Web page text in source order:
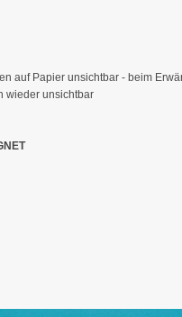
auf Papier unsichtbar - beim
wieder unsichtbar